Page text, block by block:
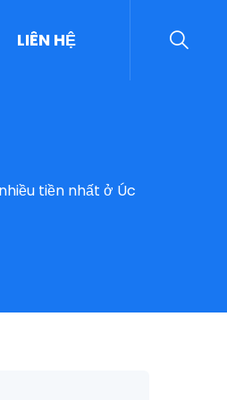
LIÊN HỆ
tiền nhất ở Úc